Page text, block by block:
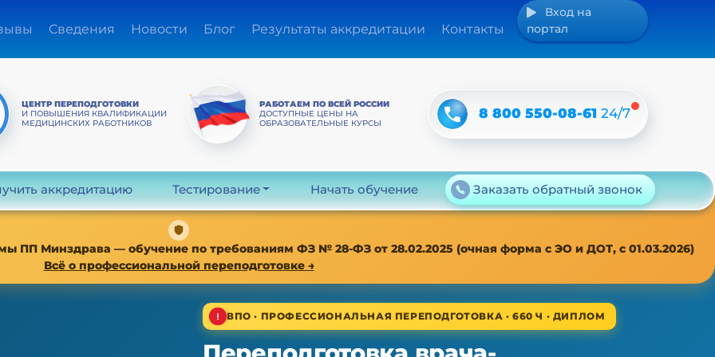
Сведения Новости Блог Результаты аккредитации Контакты
Вход на
портал
ЦЕНТР ПЕРЕПОДГОТОВКИ
И ПОВЫШЕНИЯ КВАЛИФИКАЦИИ
МЕДИЦИНСКИХ РАБОТНИКОВ
РАБОТАЕМ ПО ВСЕЙ РОССИИ
ДОСТУПНЫЕ ЦЕНЫ НА
ОБРАЗОВАТЕЛЬНЫЕ КУРСЫ
8 800 550-08-6124/7
аккредитацию Тестирование Начать обучение Заказать обратный звонок
ПП Минздрава — обучение по требованиям ФЗ № 28-ФЗ от 28.02.2025 (очная форма с ЭО и ДОТ, с 01.03.2026)
Всё о профессиональной переподготовке →
ВПО · ПРОФЕССИОНАЛЬНАЯ ПЕРЕПОДГОТОВКА · 660 Ч · ДИПЛОМ